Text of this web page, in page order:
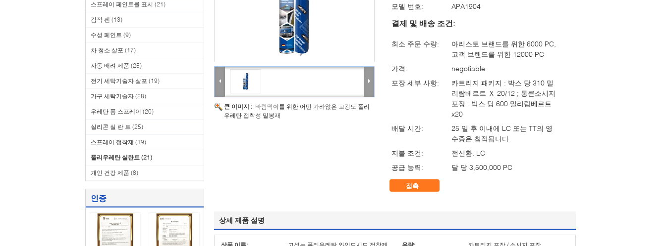
스프레이 페인트를 표시 (21)
감적 펜 (13)
수성 페인트 (9)
차 청소 살포 (17)
자동 배려 제품 (25)
전기 세탁기술자 살포 (19)
가구 세탁기술자 (28)
우레탄 폼 스프레이 (20)
실리콘 실 란 트 (25)
스프레이 접착제 (19)
폴리우레탄 실란트 (21)
개인 건강 제품 (8)
인증
큰 이미지 : 바람막이를 위한 어떤 가라앉은 고강도 폴리
우레탄 접착성 밀봉재
모델 번호:
APA1904
결제 및 배송 조건:
최소 주문 수량:
아리스토 브랜드를 위한 6000 PC,
고객 브랜드를 위한 12000 PC
가격:
negotiable
포장 세부 사항:
카트리지 패키지 : 박스 당 310 밀
리람베르트 Ｘ 20/12 ; 통큰소시지
포장 : 박스 당 600 밀리람베르트
x20
배달 시간:
25 일 후 이내에 LC 또는 TT의 영
수증은 침적됩니다
지불 조건:
전신환, LC
공급 능력:
달 당 3,500,000 PC
접촉
상세 제품 설명